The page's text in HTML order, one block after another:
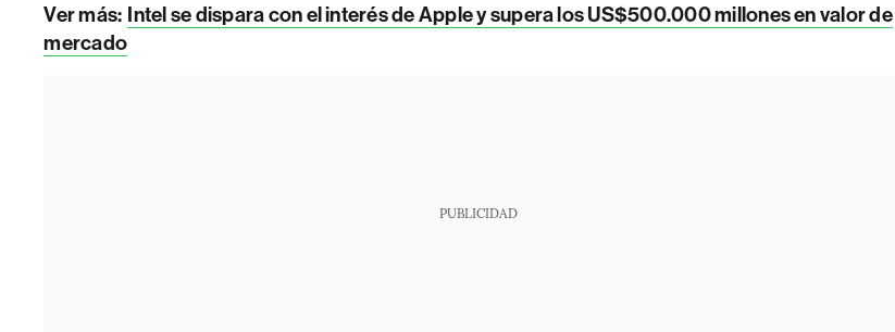
Ver más: Intel se dispara con el interés de Apple y supera los US$500.000 millones en valor de
mercado
PUBLICIDAD